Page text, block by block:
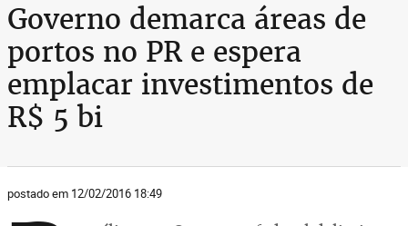
Governo demarca áreas de
portos no PR e espera
emplacar investimentos de
R$ 5 bi
postado em 12/02/2016 18:49